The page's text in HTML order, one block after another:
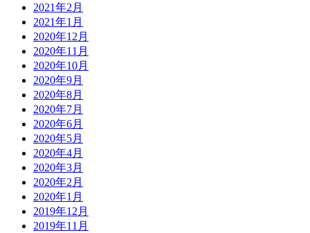
2021年2月
2021年1月
2020年12月
2020年11月
2020年10月
2020年9月
2020年8月
2020年7月
2020年6月
2020年5月
2020年4月
2020年3月
2020年2月
2020年1月
2019年12月
2019年11月